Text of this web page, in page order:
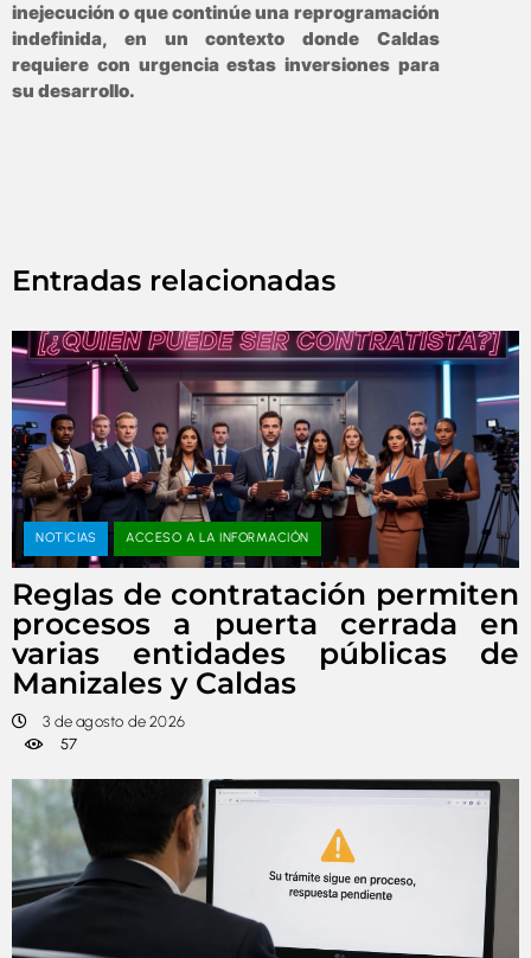
inejecución o que continúe una reprogramación
indefinida, en un contexto donde Caldas
requiere con urgencia estas inversiones para
su desarrollo.
Entradas relacionadas
NOTICIAS ACCESO A LA INFORMACIÓN
Reglas de contratación permiten
procesos a puerta cerrada en
varias entidades públicas de
Manizales y Caldas
3 de agosto de 2026
57